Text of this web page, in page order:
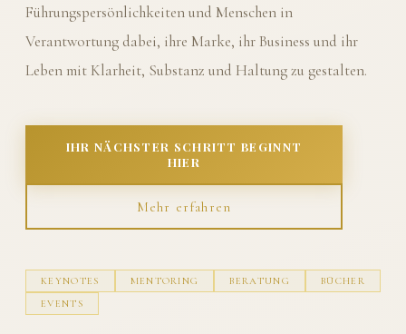
Führungspersönlichkeiten und Menschen in
Verantwortung dabei, ihre Marke, ihr Business und ihr
Leben mit Klarheit, Substanz und Haltung zu gestalten.
IHR NÄCHSTER SCHRITT BEGINNT
HIER
Mehr erfahren
KEYNOTES MENTORING BERATUNG
BÜCHER
EVENTS